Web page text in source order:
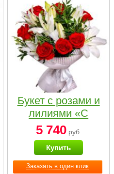
Заказать в один клик
Букет с розами и
лилиями «С
наилучшими
пожеланиями»
5 740руб.
Купить